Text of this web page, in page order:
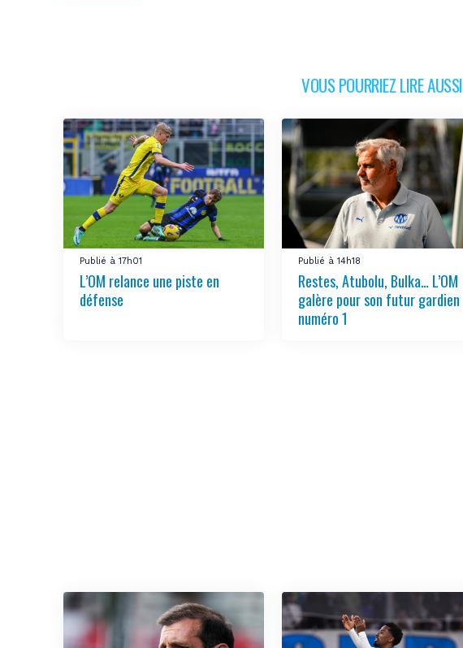
VOUS POURRIEZ LIRE AUSSI
Publié à 17h01
L’OM relance une piste en
défense
Publié à 14h18
Restes, Atubolu, Bulka… L’OM
galère pour son futur gardien
numéro 1